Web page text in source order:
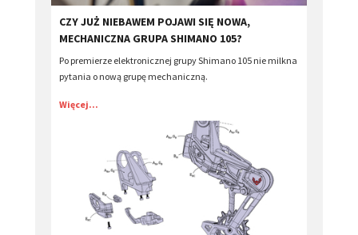
CZY JUŻ NIEBAWEM POJAWI SIĘ NOWA,
MECHANICZNA GRUPA SHIMANO 105?
Po premierze elektronicznej grupy Shimano 105 nie milkna
pytania o nową grupę mechaniczną.
Więcej...